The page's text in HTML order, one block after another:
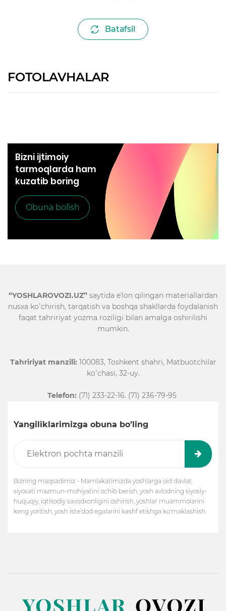
Batafsil
FOTOLAVHALAR
Bizni ijtimoiy
tarmoqlarda ham
kuzatib boring
Obuna bo`lish
“YOSHLAROVOZI.UZ” saytida eʼlon qilingan materiallardan
nusxa koʻchirish, tarqatish va boshqa shakllarda foydalanish
faqat tahririyat yozma roziligi bilan amalga oshirilishi
mumkin.
Tahririyat manzili: 100083, Toshkent shahri, Matbuotchilar
koʻchasi, 32-uy.
Telefon: (71) 233-22-16. (71) 236-79-95
Yangiliklarimizga obuna bo’ling
Bizning maqsadimiz - Mamlakatimizda yoshlarga oid davlat
siyosati mazmun-mohiyatini ochib berish, yosh avlodning siyosiy-
huquqiy, iqtisodiy savodxonligini oshirish, yoshlar muammolarini
keng yoritish, yosh iste’dod egalarini kashf etishga ko‘maklashish.